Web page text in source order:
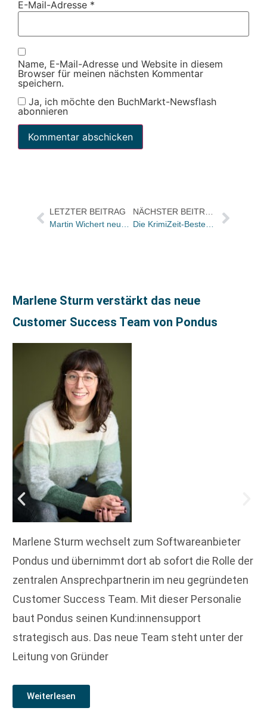
E-Mail-Adresse *
Name, E-Mail-Adresse und Website in diesem
Browser für meinen nächsten Kommentar
speichern.
Ja, ich möchte den BuchMarkt-Newsflash
abonnieren
LETZTER BEITRAG
Martin Wichert neuer Hatje Cantz-COO
NÄCHSTER BEITRAG
Die KrimiZeit-Bestenliste August – hier zum Ausdrucken
Marlene Sturm verstärkt das neue
Customer Success Team von Pondus
Marlene Sturm wechselt zum Softwareanbieter
Pondus und übernimmt dort ab sofort die Rolle der
zentralen Ansprechpartnerin im neu gegründeten
Customer Success Team. Mit dieser Personalie
baut Pondus seinen Kund:innensupport
strategisch aus. Das neue Team steht unter der
Leitung von Gründer
Weiterlesen